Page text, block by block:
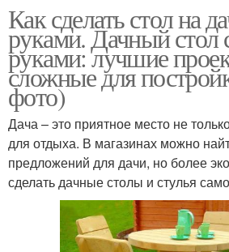
Как сделать стол на
руками. Дачный стол
руками: лучшие
сложные для
фото)
Дача – это приятное место не
для отдыха. В магазинах можно
предложений для дачи, но более
сделать дачные столы и стулья